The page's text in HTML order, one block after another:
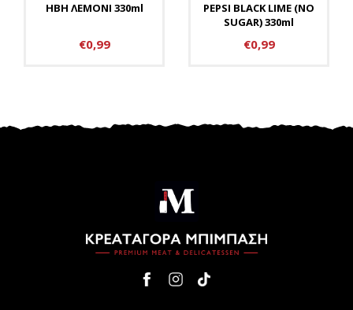
ΗΒΗ ΛΕΜΟΝΙ 330ml
€0,99
PEPSI BLACK LIME (NO
SUGAR) 330ml
€0,99